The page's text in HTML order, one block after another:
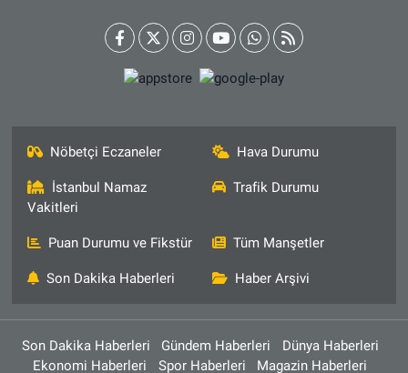
Nöbetçi Eczaneler Hava Durumu
İstanbul Namaz
Vakitleri
Trafik Durumu
Puan Durumu ve Fikstür Tüm Manşetler
Son Dakika Haberleri Haber Arşivi
Son Dakika Haberleri Gündem Haberleri
Dünya Haberleri
Ekonomi Haberleri
Spor Haberleri Magazin Haberleri